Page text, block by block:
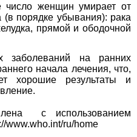
женщин умирает от
порядке убывания): рака
прямой и ободочной
заболеваний на ранних
начала лечения, что,
хорошие результаты и
с использованием
www.who.int/ru/home